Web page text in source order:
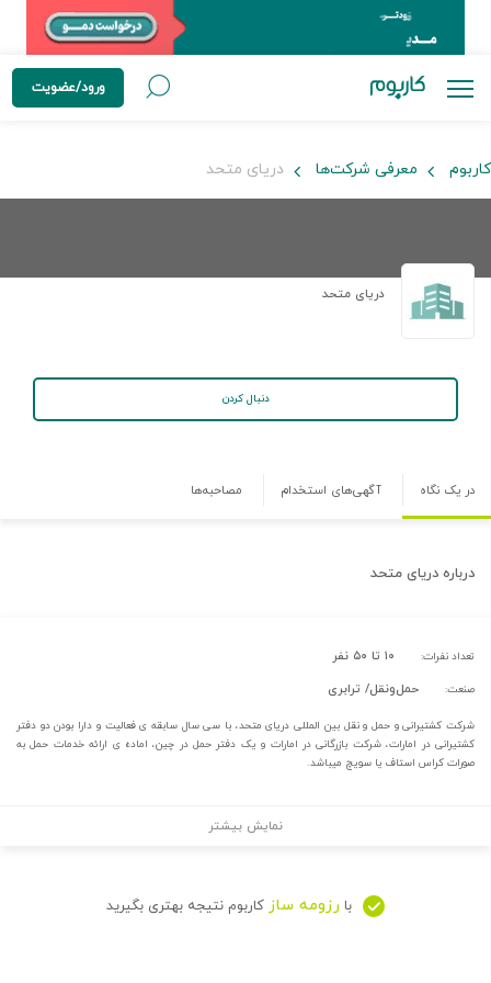
ورود/عضویت
کاربوم معرفی شرکت‌ها دریای متحد
دریای متحد
دنبال کردن
در یک نگاه آگهی‌های استخدام مصاحبه‌ها
درباره دریای متحد
تعداد نفرات: ۱۰ تا ۵۰ نفر
صنعت: حمل‌و‌نقل/ ترابری
شرکت کشتیرانی و حمل و نقل بین المللی دریای متحد، با سی سال سابقه ی فعالیت و دارا بودن دو دفتر
کشتیرانی در امارات، شرکت بازرگانی در امارات و یک دفتر حمل در چین، اماده ی ارائه خدمات حمل به
صورات کراس استاف یا سویچ میباشد.
نمایش بیشتر
با رزومه ساز کاربوم نتیجه بهتری بگیرید